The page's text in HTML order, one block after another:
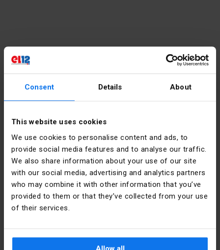
Consent Details About
This website uses cookies
We use cookies to personalise content and ads, to
provide social media features and to analyse our traffic.
We also share information about your use of our site
with our social media, advertising and analytics partners
who may combine it with other information that you’ve
provided to them or that they’ve collected from your use
of their services.
Lunes - Viernes:7:00 - 17:00
tel.:12 269 12 12
email:info@el12.pl
procesando orden:
Lunes - Viernes:7:00 - 15:00
email:esklep@el12.pl
tel.:
(+48) 609 697 377
Dirección de la sede:
Compras en línea